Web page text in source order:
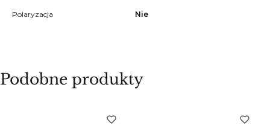
Polaryzacja Nie
Podobne produkty